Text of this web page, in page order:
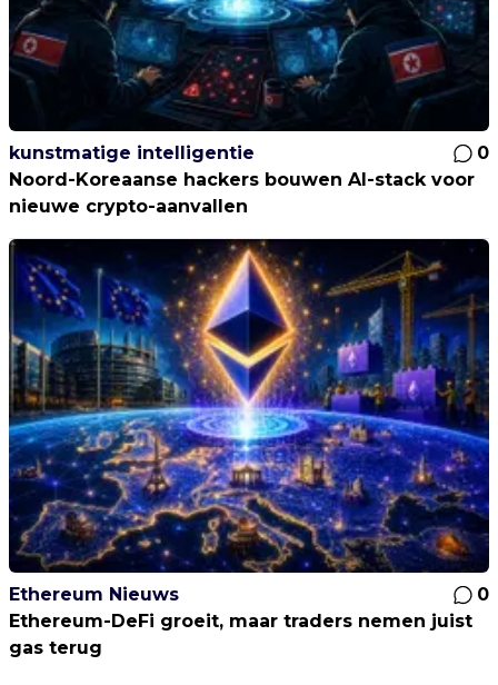
kunstmatige intelligentie
0
Noord-Koreaanse hackers bouwen AI-stack voor
nieuwe crypto-aanvallen
Ethereum Nieuws
0
Ethereum-DeFi groeit, maar traders nemen juist
gas terug